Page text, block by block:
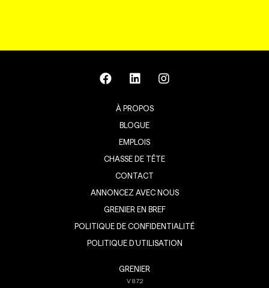
À PROPOS
BLOGUE
EMPLOIS
CHASSE DE TÊTE
CONTACT
ANNONCEZ AVEC NOUS
GRENIER EN BREF
POLITIQUE DE CONFIDENTIALITÉ
POLITIQUE D’UTILISATION
GRENIER
V8.7.2